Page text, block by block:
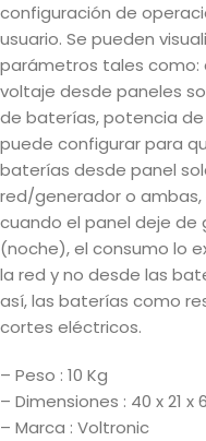
configuración de
usuario. Se pueden
parámetros tales como:
voltaje desde paneles
de baterías, potencia de
puede configurar para
baterías desde panel
red/generador o
cuando el panel deje de
(noche), el consumo lo
la red y no desde las
así, las baterías como
cortes eléctricos.
– Peso : 10 Kg
– Dimensiones : 40 x 21 x
– Marca : Voltronic